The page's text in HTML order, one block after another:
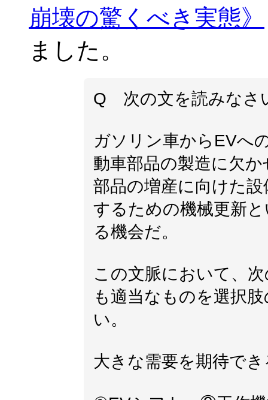
崩壊の驚くべき実態》
ました。
Q 次の文を読みなさ
ガソリン車からEVへ
動車部品の製造に欠
部品の増産に向けた
するための機械更新
る機会だ。
この文脈において、
も適当なものを選択
い。
大きな需要を期待で